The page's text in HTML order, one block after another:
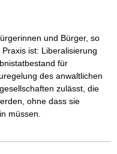
und Bürger, so
ist: Liberalisierung
für
des anwaltlichen
zulässt, die
ohne dass sie
müssen.